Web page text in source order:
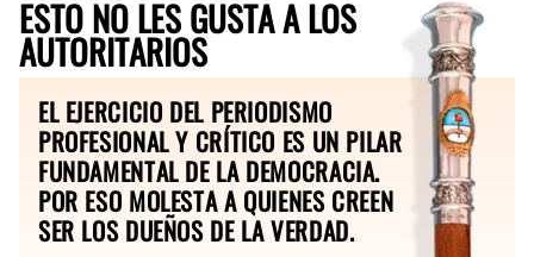
ESTO NO LES GUSTA A LOS
AUTORITARIOS
EL EJERCICIO DEL PERIODISMO
PROFESIONAL Y CRÍTICO ES UN PILAR
FUNDAMENTAL DE LA DEMOCRACIA.
POR ESO MOLESTA A QUIENES CREEN
SER LOS DUEÑOS DE LA VERDAD.